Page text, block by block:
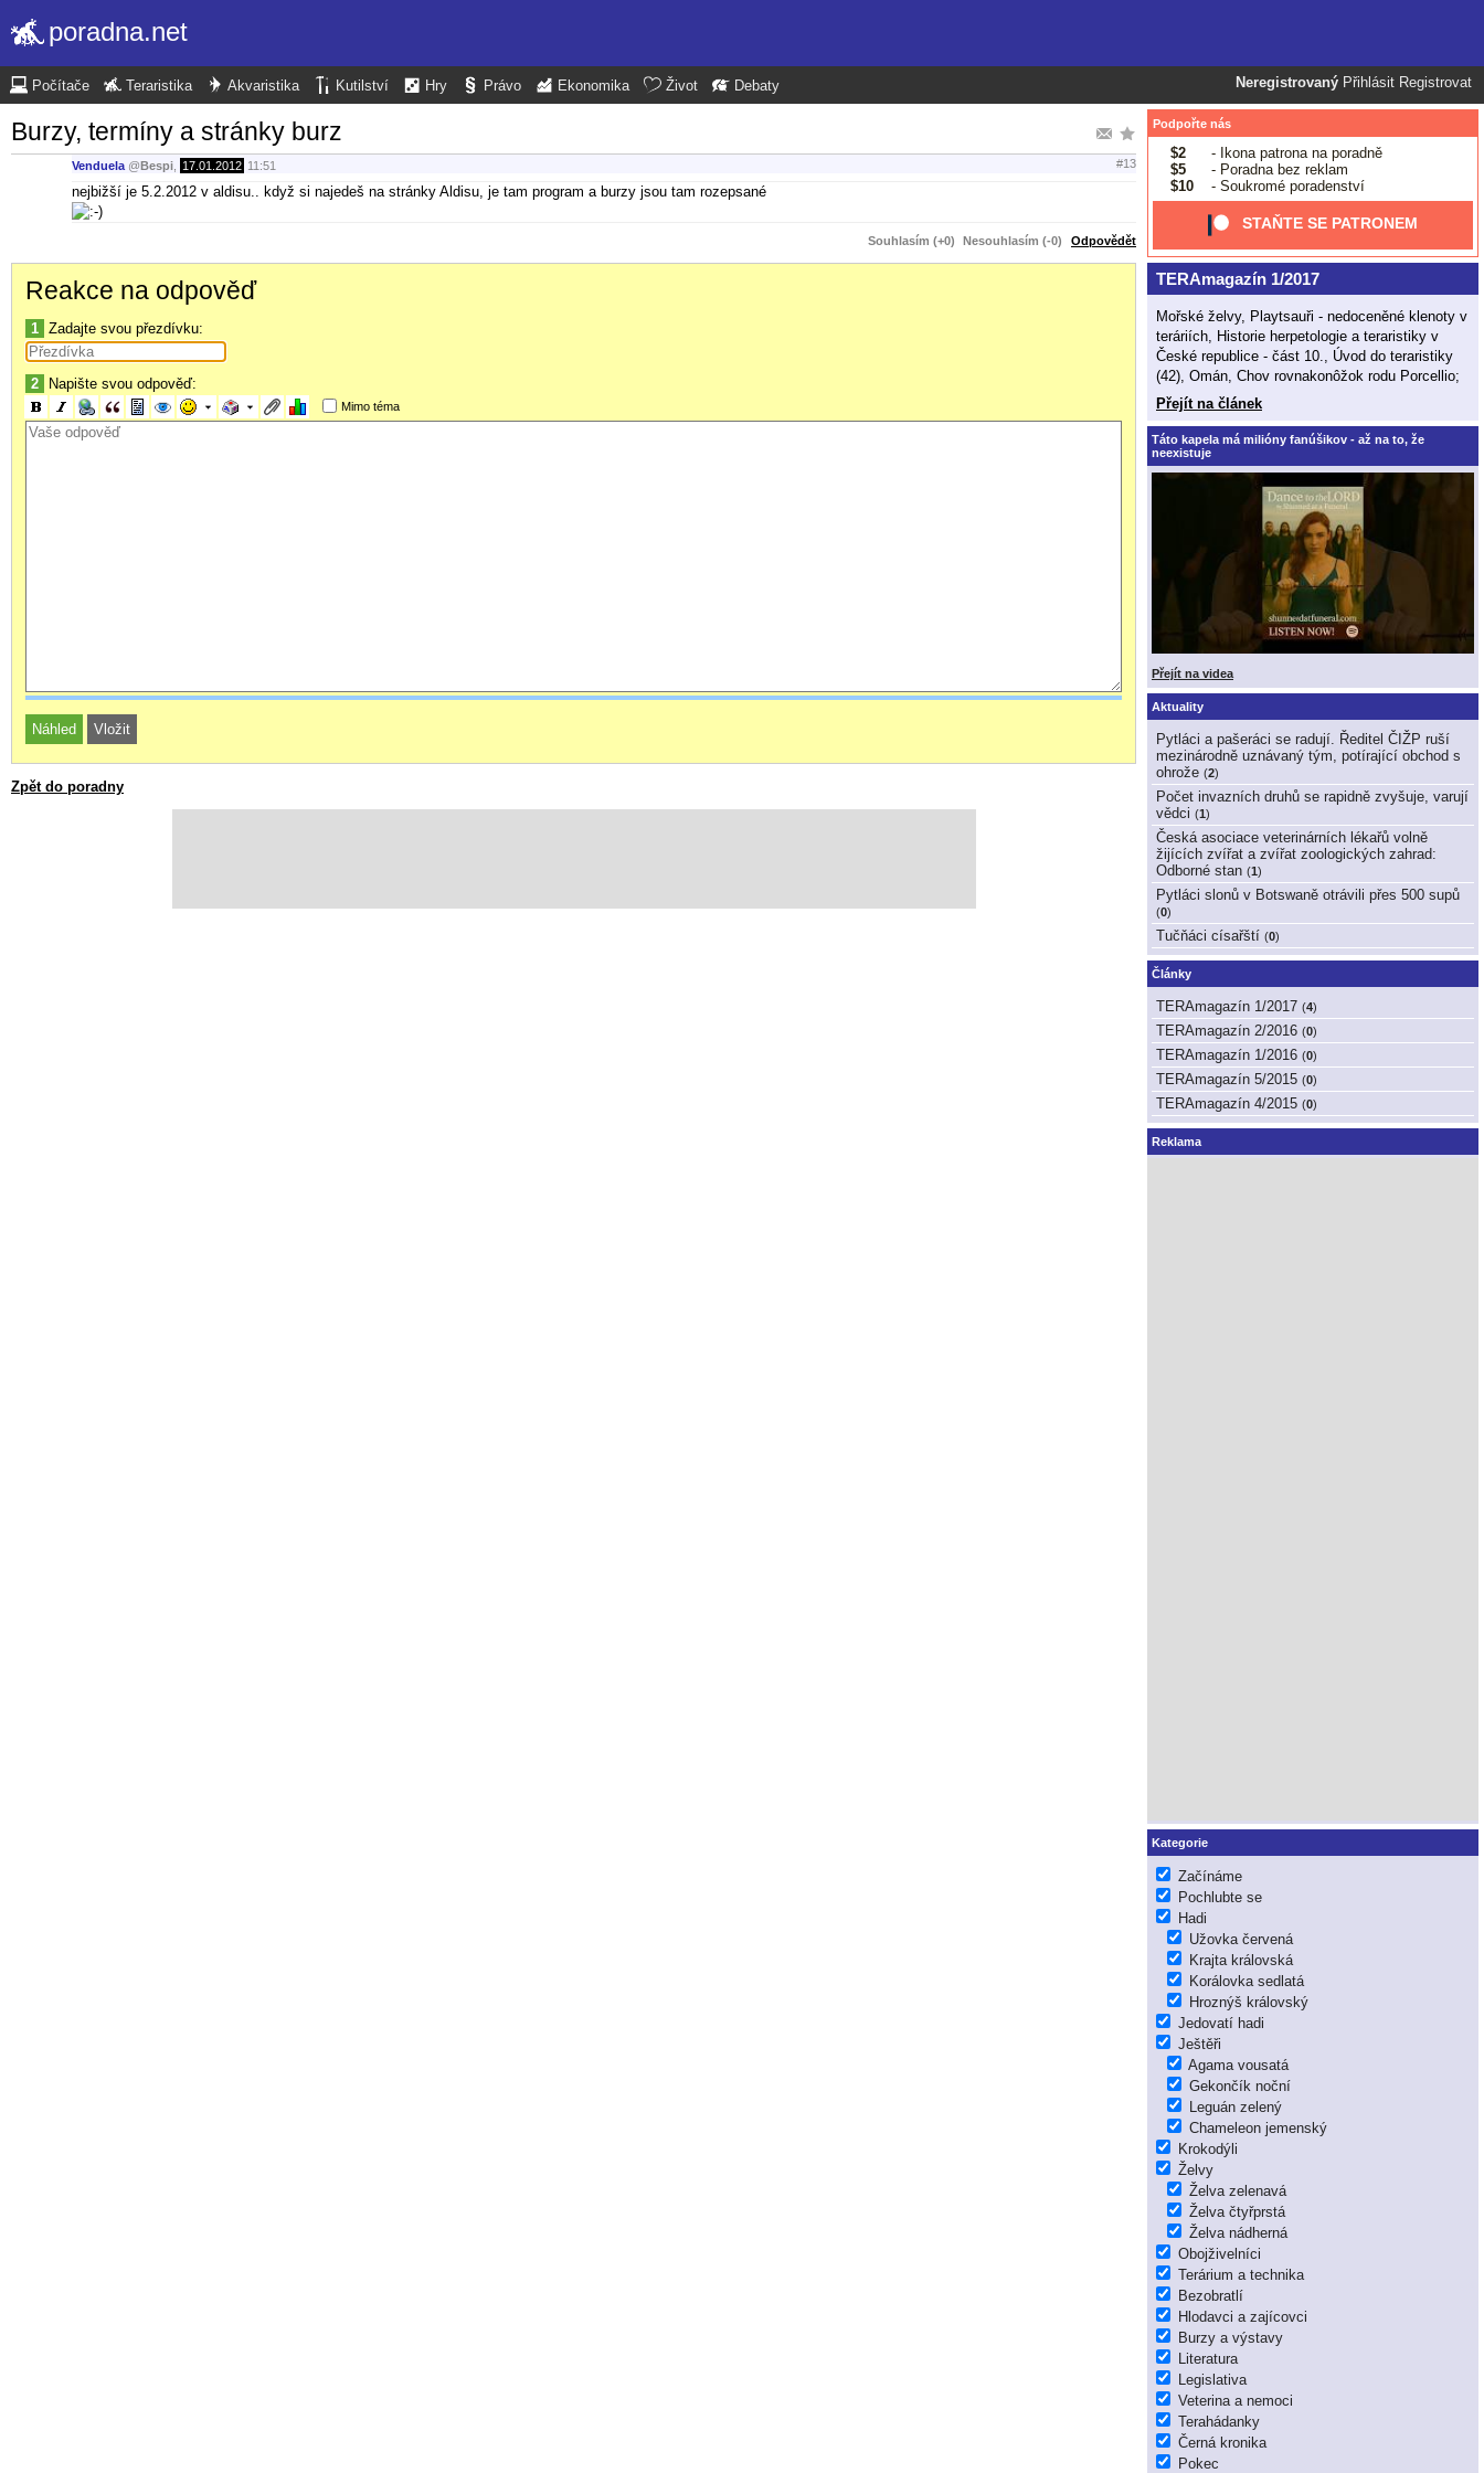
poradna.net
Neregistrovaný Přihlásit Registrovat
Počítače Teraristika Akvaristika Kutilství Hry Právo Ekonomika Život Debaty
Burzy, termíny a stránky burz
Venduela @Bespi 17.01.2012 11:51 #13
nejbižší je 5.2.2012 v aldisu.. když si najedeš na stránky Aldisu, je tam program a burzy jsou tam rozepsané
Souhlasím (+0) Nesouhlasím (-0) Odpovědět
Reakce na odpověď
1 Zadajte svou přezdívku:
2 Napište svou odpověď:
Mimo téma
Zpět do poradny
Podpořte nás
$2
- Ikona patrona na poradně
$5
- Poradna bez reklam
$10
- Soukromé poradenství
STAŇTE SE PATRONEM
TERAmagazín 1/2017
Mořské želvy, Playtsauři - nedoceněné klenoty v
teráriích, Historie herpetologie a teraristiky v
České republice - část 10., Úvod do teraristiky
(42), Omán, Chov rovnakonôžok rodu Porcellio;
Přejít na článek
Táto kapela má milióny fanúšikov - až na to, že
neexistuje
Přejít na videa
Aktuality
Pytláci a pašeráci se radují. Ředitel ČIŽP ruší
mezinárodně uznávaný tým, potírající obchod s
ohrože (2)
Počet invazních druhů se rapidně zvyšuje, varují
vědci (1)
Česká asociace veterinárních lékařů volně
žijících zvířat a zvířat zoologických zahrad:
Odborné stan (1)
Pytláci slonů v Botswaně otrávili přes 500 supů
(0)
Tučňáci císařští (0)
Články
TERAmagazín 1/2017 (4)
TERAmagazín 2/2016 (0)
TERAmagazín 1/2016 (0)
TERAmagazín 5/2015 (0)
TERAmagazín 4/2015 (0)
Reklama
Kategorie
Začínáme
Pochlubte se
Hadi
Užovka červená
Krajta královská
Korálovka sedlatá
Hroznýš královský
Jedovatí hadi
Ještěři
Agama vousatá
Gekončík noční
Leguán zelený
Chameleon jemenský
Krokodýli
Želvy
Želva zelenavá
Želva čtyřprstá
Želva nádherná
Obojživelníci
Terárium a technika
Bezobratlí
Hlodavci a zajícovci
Burzy a výstavy
Literatura
Legislativa
Veterina a nemoci
Terahádanky
Černá kronika
Pokec